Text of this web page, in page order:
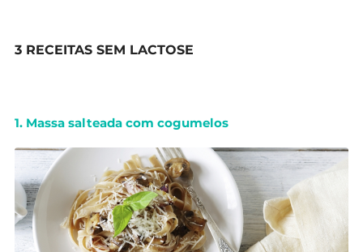
3 RECEITAS SEM LACTOSE
1. Massa salteada com cogumelos